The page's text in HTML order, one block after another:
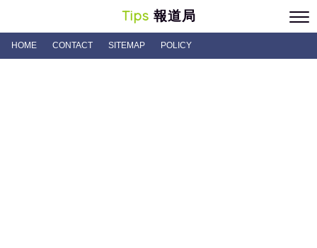
Tips 報道局
HOME CONTACT SITEMAP POLICY